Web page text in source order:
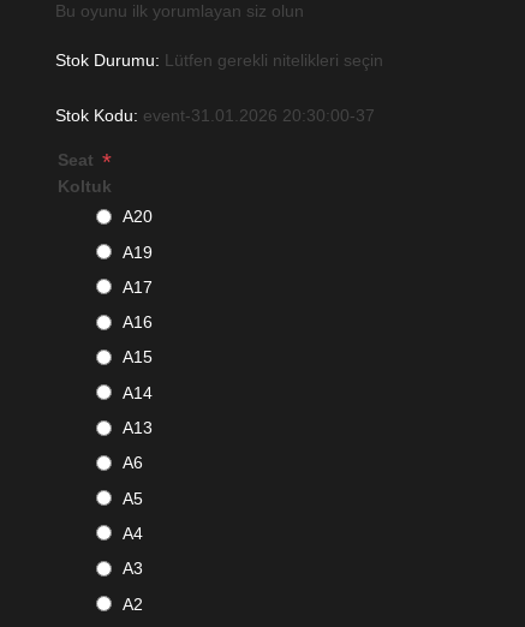
Bu oyunu ilk yorumlayan siz olun
Stok Durumu: Lütfen gerekli nitelikleri seçin
Stok Kodu: event-31.01.2026 20:30:00-37
Seat *
Koltuk
A20
A19
A17
A16
A15
A14
A13
A6
A5
A4
A3
A2